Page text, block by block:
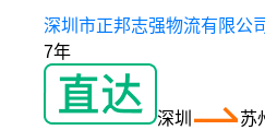
深圳市正邦志强物流有限公
7年
深圳
苏